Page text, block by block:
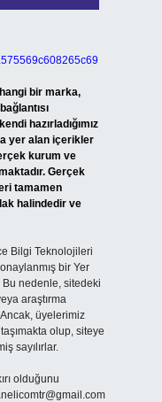
bir marka,
hazırladığımız
yer alan içerikler
kurum ve
Gerçek
tamamen
halindedir ve
Bilgi Teknolojileri
bir Yer
Bu nedenle, sitedeki
araştırma
üyelerimiz
olup, siteye
sayılırlar.
olduğunu